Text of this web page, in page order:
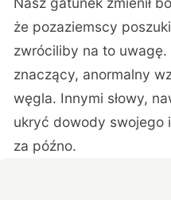
że pozaziemscy
zwróciliby na to
znaczący, anormalny
węgla. Innymi słowy,
ukryć dowody swojego
za późno.